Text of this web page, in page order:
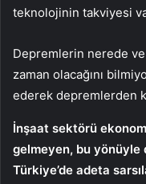
teknolojinin takviyesi
Depremlerin nerede ve
zaman olacağını
ederek depremlerden
İnşaat sektörü
gelmeyen, bu yönüyle
Türkiye’de adeta